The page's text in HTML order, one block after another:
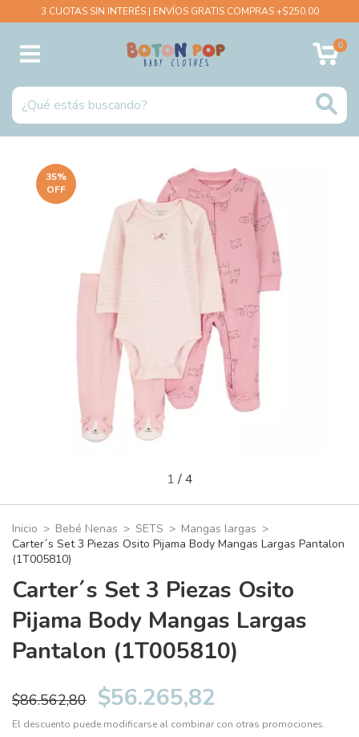
3 CUOTAS SIN INTERÉS | ENVÍOS GRATIS COMPRAS +$250.00
0
35%
OFF
1 /4
Inicio > Bebé Nenas > SETS > Mangas largas >
Carter´s Set 3 Piezas Osito Pijama Body Mangas Largas Pantalon
(1T005810)
Carter´s Set 3 Piezas Osito
Pijama Body Mangas Largas
Pantalon (1T005810)
$86.562,80 $56.265,82
El descuento puede modificarse al combinar con otras promociones.